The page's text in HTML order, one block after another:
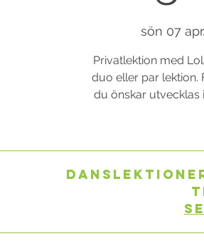
sön 07 apr.
Privatlektion med
duo eller par lektion.
du önskar utvecklas